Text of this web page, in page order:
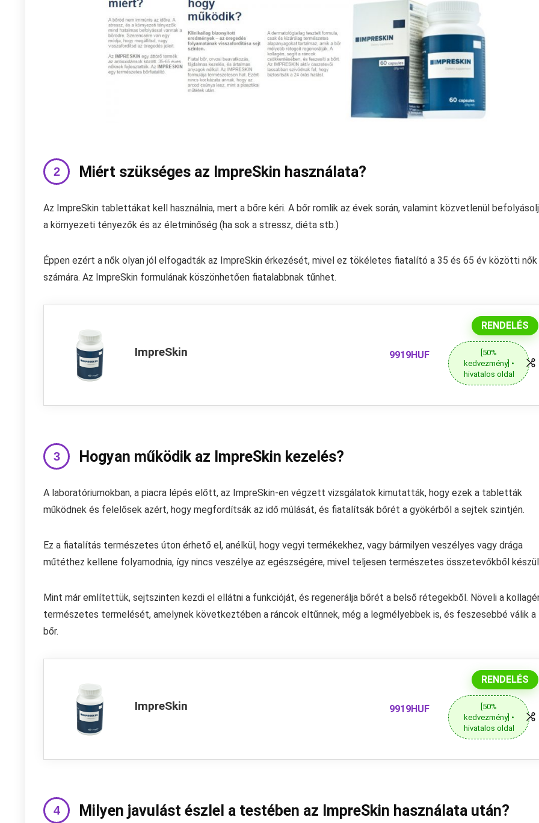
Miért szükséges az ImpreSkin használata?
Az ImpreSkin tablettákat kell használnia, mert a bőre kéri. A bőr romlik az évek során, valamint közvetlenül
a környezeti tényezők és az életminőség (ha sok a stressz, diéta stb.)
Éppen ezért a nők olyan jól elfogadták az ImpreSkin érkezését, mivel ez tökéletes fiatalító a 35 és 65 év közötti nők
számára. Az ImpreSkin formulának köszönhetően fiatalabbnak tűnhet.
ImpreSkin 9919HUF
RENDELÉS
[50%
kedvezmény] •
hivatalos oldal
Hogyan működik az ImpreSkin kezelés?
A laboratóriumokban, a piacra lépés előtt, az ImpreSkin-en végzett vizsgálatok kimutatták, hogy ezek a tabletták
működnek és felelősek azért, hogy megfordítsák az idő múlását, és fiatalítsák bőrét a gyökérből a sejtek szintjén.
Ez a fiatalítás természetes úton érhető el, anélkül, hogy vegyi termékekhez, vagy bármilyen veszélyes vagy drága
műtéthez kellene folyamodnia, így nincs veszélye az egészségére, mivel teljesen természetes összetevőkből
Mint már említettük, sejtszinten kezdi el ellátni a funkcióját, és regenerálja bőrét a belső rétegekből. Növeli a
természetes termelését, amelynek következtében a ráncok eltűnnek, még a legmélyebbek is, és feszesebbé válik a
bőr.
ImpreSkin 9919HUF
RENDELÉS
[50%
kedvezmény] •
hivatalos oldal
Milyen javulást észlel a testében az ImpreSkin használata után?